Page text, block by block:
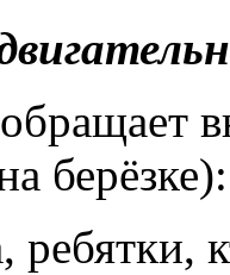
берёзке):